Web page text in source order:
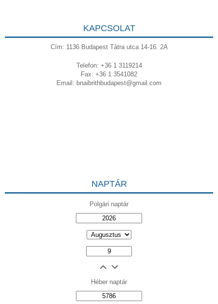
KAPCSOLAT
Cím: 1136 Budapest Tátra utca 14-16. 2A
Telefon: +36 1 3119214
Fax: +36 1 3541082
Email: bnaibrithbudapest@gmail.com
NAPTÁR
Polgári naptár
Héber naptár